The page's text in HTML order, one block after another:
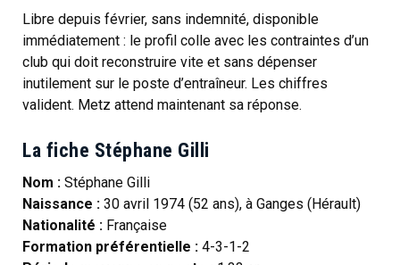
Libre depuis février, sans indemnité, disponible
immédiatement : le profil colle avec les contraintes d’un
club qui doit reconstruire vite et sans dépenser
inutilement sur le poste d’entraîneur. Les chiffres
valident. Metz attend maintenant sa réponse.
La fiche Stéphane Gilli
Nom : Stéphane Gilli
Naissance : 30 avril 1974 (52 ans), à Ganges (Hérault)
Nationalité : Française
Formation préférentielle : 4-3-1-2